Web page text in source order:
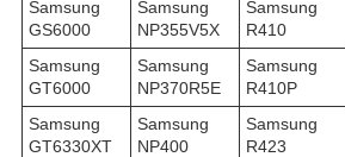
Samsung
GS6000
Samsung
NP355V5X
Samsung
R410
Samsung
GT6000
Samsung
NP370R5E
Samsung
R410P
Samsung
GT6330XT
Samsung
NP400
Samsung
R423